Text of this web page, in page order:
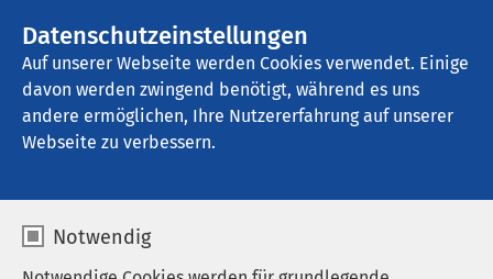
Datenschutzeinstellungen
Auf unserer Webseite werden Cookies verwendet. Einige
davon werden zwingend benötigt, während es uns
andere ermöglichen, Ihre Nutzererfahrung auf unserer
Webseite zu verbessern.
Notwendig
AMEOS Klinikum Haldensleben
Ergebnisse Ihrer Suche